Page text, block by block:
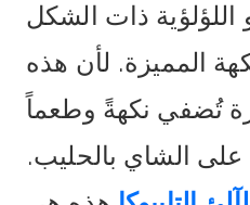
اللؤلؤية ذات الشكل
المميزة. لأن هذه
تُضفي نكهةً وطعماً
على الشاي بالحليب.